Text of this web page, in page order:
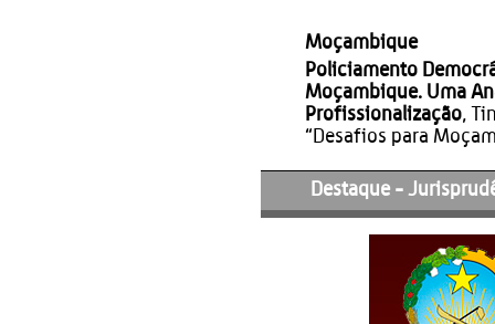
Moçambique
Policiamento
Moçambique. Uma
Profissionalização,
“Desafios para
Destaque -